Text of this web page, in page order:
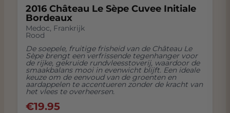
2016 Château Le Sèpe Cuvee Initiale
Bordeaux
Medoc, Frankrijk
Rood
De soepele, fruitige frisheid van de Château Le
Sèpe brengt een verfrissende tegenhanger voor
de rijke, gekruide rundvleesstoverij, waardoor de
smaakbalans mooi in evenwicht blijft. Een ideale
keuze om de eenvoud van de groenten en
aardappelen te accentueren zonder de kracht van
het vlees te overheersen.
€19.95